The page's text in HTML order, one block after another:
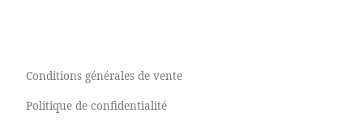
Conditions générales de vente
Politique de confidentialité